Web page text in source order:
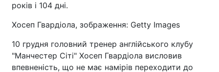
років і 104 дні.
Хосеп Гвардіола, зображення: Getty Images
10 грудня головний тренер англійського клубу
"Манчестер Сіті" Хосеп Гвардіола висловив
впевненість, що не має намірів переходити до